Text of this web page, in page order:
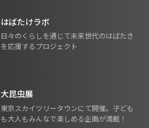
はばたけラボ
日々のくらしを通じて未来世代のはばたき
を応援するプロジェクト
大昆虫展
東京スカイツリータウンにて開催。子ども
も大人もみんなで楽しめる企画が満載！